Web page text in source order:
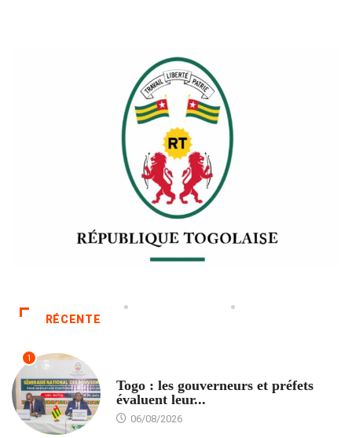
RÉCENTE
1
Togo : les gouverneurs et préfets
évaluent leur...
06/08/2026